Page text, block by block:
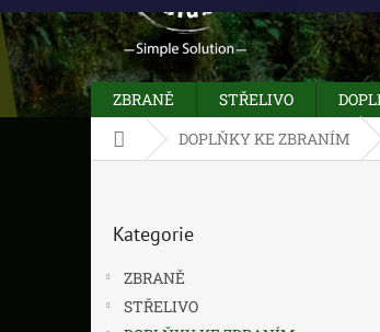
ZBRANĚ STŘELIVO
Domů DOPLŇKY KE ZBRANÍM
kategorie
Kategorie
ZBRANĚ
STŘELIVO